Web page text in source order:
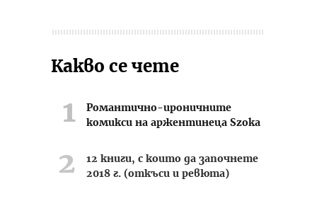
Какво се чете
Романтично-ироничните
комикси на аржентинеца Szoka
12 книги, с които да започнете
2018 г. (откъси и ревюта)